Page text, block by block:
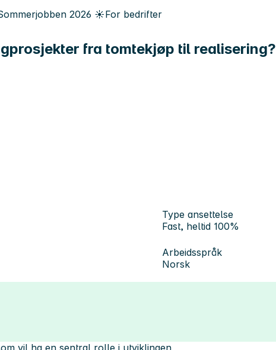
2026 ☀️For bedrifter
fra tomtekjøp til realisering?
Type ansettelse
Fast, heltid 100%
Arbeidsspråk
Norsk
vil ha en sentral rolle i utviklingen